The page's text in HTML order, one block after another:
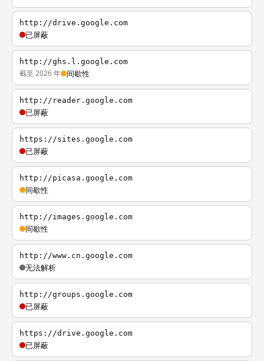
http://drive.google.com
已屏蔽
http://ghs.l.google.com
截至 2026 年 间歇性
http://reader.google.com
已屏蔽
https://sites.google.com
已屏蔽
http://picasa.google.com
间歇性
http://images.google.com
间歇性
http://www.cn.google.com
无法解析
http://groups.google.com
已屏蔽
https://drive.google.com
已屏蔽